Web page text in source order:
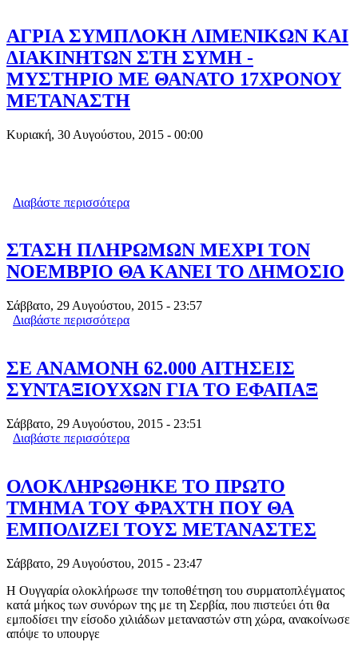
ΑΓΡΙΑ ΣΥΜΠΛΟΚΗ ΛΙΜΕΝΙΚΩΝ ΚΑΙ
ΔΙΑΚΙΝΗΤΩΝ ΣΤΗ ΣΥΜΗ -
ΜΥΣΤΗΡΙΟ ΜΕ ΘΑΝΑΤΟ 17ΧΡΟΝΟΥ
ΜΕΤΑΝΑΣΤΗ
Κυριακή, 30 Αυγούστου, 2015 - 00:00
Διαβάστε περισσότερα
ΜΕΤΑΝΑΣΤΗ
ΣΤΑΣΗ ΠΛΗΡΩΜΩΝ ΜΕΧΡΙ ΤΟΝ
ΝΟΕΜΒΡΙΟ ΘΑ ΚΑΝΕΙ ΤΟ ΔΗΜΟΣΙΟ
Σάββατο, 29 Αυγούστου, 2015 - 23:57
Διαβάστε περισσότερα
ΣΕ ΑΝΑΜΟΝΗ 62.000 ΑΙΤΗΣΕΙΣ
ΣΥΝΤΑΞΙΟΥΧΩΝ ΓΙΑ ΤΟ ΕΦΑΠΑΞ
Σάββατο, 29 Αυγούστου, 2015 - 23:51
Διαβάστε περισσότερα
ΟΛΟΚΛΗΡΩΘΗΚΕ ΤΟ ΠΡΩΤΟ
ΤΜΗΜΑ ΤΟΥ ΦΡΑΧΤΗ ΠΟΥ ΘΑ
ΕΜΠΟΔΙΖΕΙ ΤΟΥΣ ΜΕΤΑΝΑΣΤΕΣ
Σάββατο, 29 Αυγούστου, 2015 - 23:47
Η Ουγγαρία ολοκλήρωσε την τοποθέτηση του συρματοπλέγματος
κατά μήκος των συνόρων της με τη Σερβία, που πιστεύει ότι θα
εμποδίσει την είσοδο χιλιάδων μεταναστών στη χώρα, ανακοίνωσε
απόψε το υπουργε